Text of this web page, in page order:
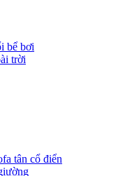
bể bơi
trời
tân cổ điển